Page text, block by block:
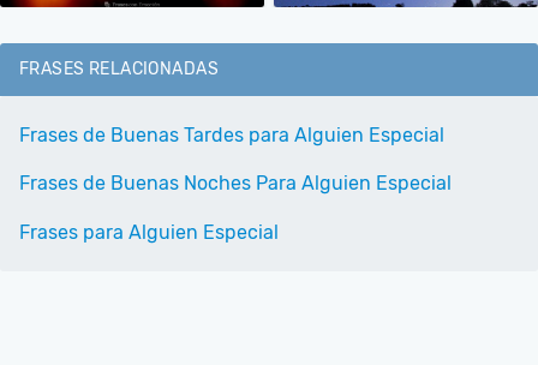
FRASES RELACIONADAS
Frases de Buenas Tardes para Alguien Especial
Frases de Buenas Noches Para Alguien Especial
Frases para Alguien Especial